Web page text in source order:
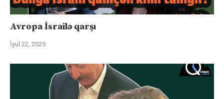
Avropa İsrailə qarşı
İyul 22, 2025